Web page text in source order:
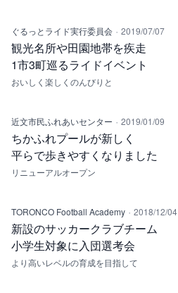
ぐるっとライド実行委員会 · 2019/07/07
観光名所や田園地帯を疾走
1市3町巡るライドイベント
おいしく楽しくのんびりと
近文市民ふれあいセンター · 2019/01/09
ちかふれプールが新しく
平らで歩きやすくなりました
リニューアルオープン
TORONCO Football Academy · 2018/12/04
新設のサッカークラブチーム
小学生対象に入団選考会
より高いレベルの育成を目指して